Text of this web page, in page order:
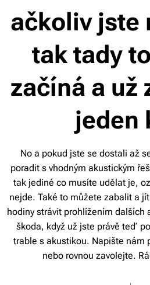
ačkoliv jste
tak tady
začíná a už
jeden
No a pokud jste se dostali až
poradit s vhodným akustickým
tak jediné co musíte udělat je,
nejde. Také to můžete zabalit a
hodiny strávit prohlížením dalších
škoda, když už jste právě teď
trable s akustikou. Napište nám
nebo rovnou zavolejte.